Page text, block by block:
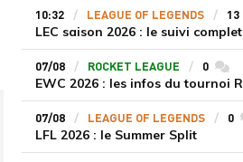
10:32 LEAGUE OF LEGENDS 13
LEC saison 2026 : le suivi
07/08 ROCKET LEAGUE 0
EWC 2026 : les infos du tournoi
07/08 LEAGUE OF LEGENDS 0
LFL 2026 : le Summer Split